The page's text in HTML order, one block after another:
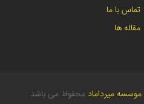
تماس با ما
مقاله ها
موسسه میرداماد محفوظ می باشد